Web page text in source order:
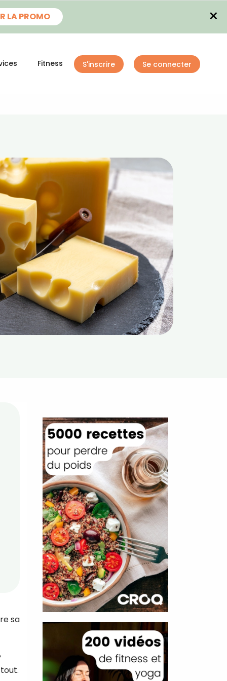
LA PROMO ×
Fitness S'inscrire Se connecter
sa